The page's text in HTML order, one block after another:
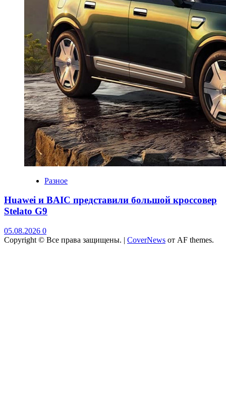
Разное
Huawei и BAIC представили большой кроссовер
Stelato G9
05.08.2026 0
Copyright © Все права защищены. | CoverNews от AF themes.